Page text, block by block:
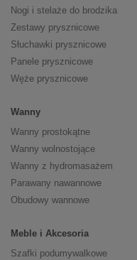
Nogi i stelaże do brodzika
Zestawy prysznicowe
Słuchawki prysznicowe
Panele prysznicowe
Węże prysznicowe
Wanny
Wanny prostokątne
Wanny wolnostojące
Wanny z hydromasażem
Parawany nawannowe
Obudowy wannowe
Meble i Akcesoria
Szafki podumywalkowe